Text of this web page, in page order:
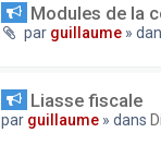
Modules de la
par guillaume »
Liasse fiscale
par guillaume » dans